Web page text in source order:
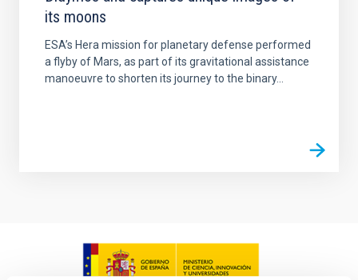
its moons
ESA’s Hera mission for planetary defense performed
a flyby of Mars, as part of its gravitational assistance
manoeuvre to shorten its journey to the binary...